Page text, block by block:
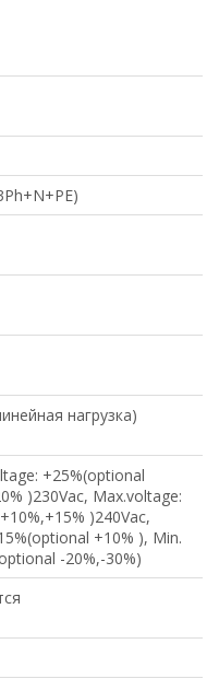
нагрузка)
+25%(optional
)230Vac, Max.voltage:
)240Vac,
+10% ), Min.
-20%,-30%)